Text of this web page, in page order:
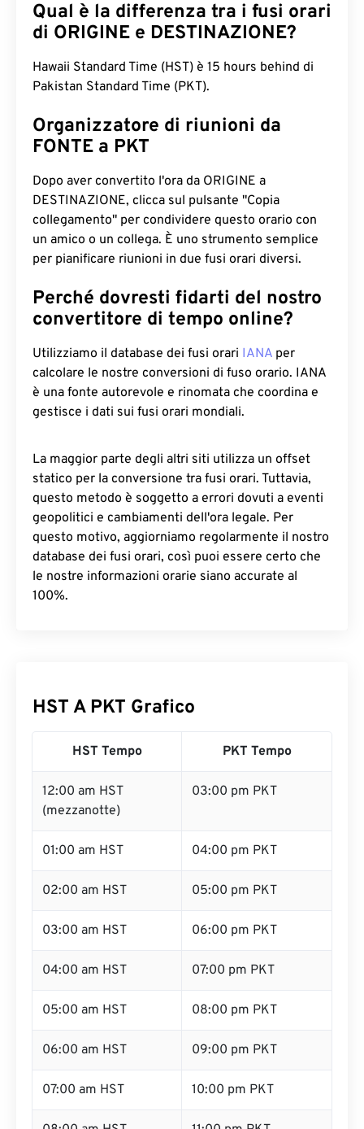
Qual è la differenza tra i fusi orari
di ORIGINE e DESTINAZIONE?
Hawaii Standard Time (HST) è 15 hours behind di
Pakistan Standard Time (PKT).
Organizzatore di riunioni da
FONTE a PKT
Dopo aver convertito l'ora da ORIGINE a
DESTINAZIONE, clicca sul pulsante "Copia
collegamento" per condividere questo orario con
un amico o un collega. È uno strumento semplice
per pianificare riunioni in due fusi orari diversi.
Perché dovresti fidarti del nostro
convertitore di tempo online?
Utilizziamo il database dei fusi orari IANA per
calcolare le nostre conversioni di fuso orario. IANA
è una fonte autorevole e rinomata che coordina e
gestisce i dati sui fusi orari mondiali.
La maggior parte degli altri siti utilizza un offset
statico per la conversione tra fusi orari. Tuttavia,
questo metodo è soggetto a errori dovuti a eventi
geopolitici e cambiamenti dell'ora legale. Per
questo motivo, aggiorniamo regolarmente il nostro
database dei fusi orari, così puoi essere certo che
le nostre informazioni orarie siano accurate al
100%.
HST A PKT Grafico
HST Tempo PKT Tempo
12:00 am HST
(mezzanotte)
03:00 pm PKT
01:00 am HST 04:00 pm PKT
02:00 am HST 05:00 pm PKT
03:00 am HST 06:00 pm PKT
04:00 am HST 07:00 pm PKT
05:00 am HST 08:00 pm PKT
06:00 am HST 09:00 pm PKT
07:00 am HST 10:00 pm PKT